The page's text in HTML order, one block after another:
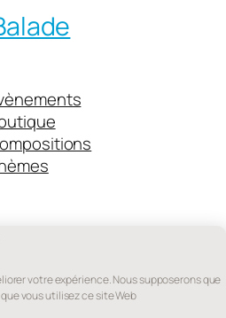
votre expérience. Nous supposerons que
vous utilisez ce site Web